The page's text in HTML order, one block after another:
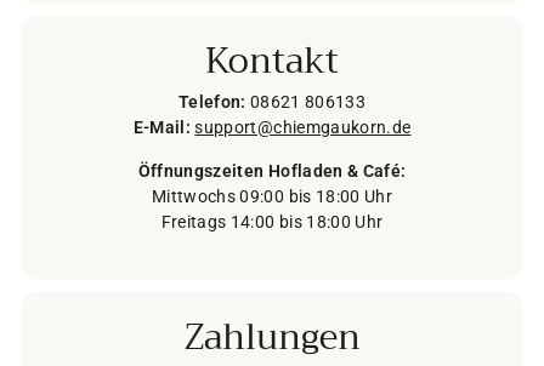
Kontakt
Telefon: 08621 806133
E-Mail: support@chiemgaukorn.de
Öffnungszeiten Hofladen & Café:
Mittwochs 09:00 bis 18:00 Uhr
Freitags 14:00 bis 18:00 Uhr
Zahlungen